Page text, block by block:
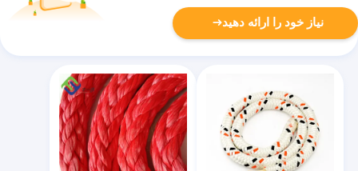
نیاز خود را ارائه دهید